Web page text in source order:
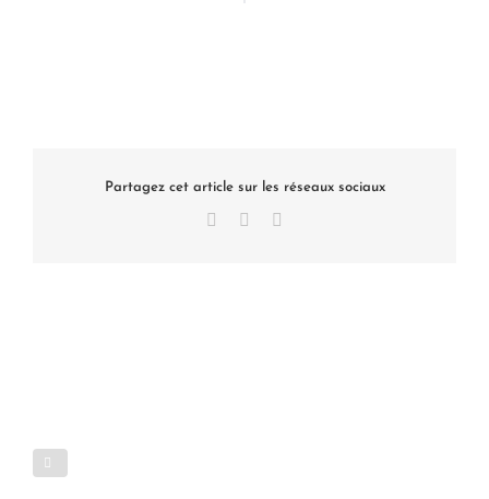
Partagez cet article sur les réseaux sociaux
Facebook